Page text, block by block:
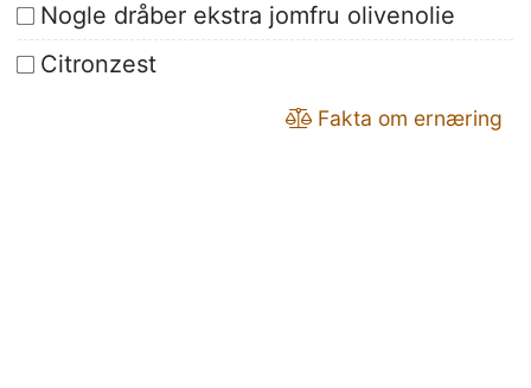
Nogle dråber ekstra jomfru olivenolie
Citronzest
Fakta om ernæring